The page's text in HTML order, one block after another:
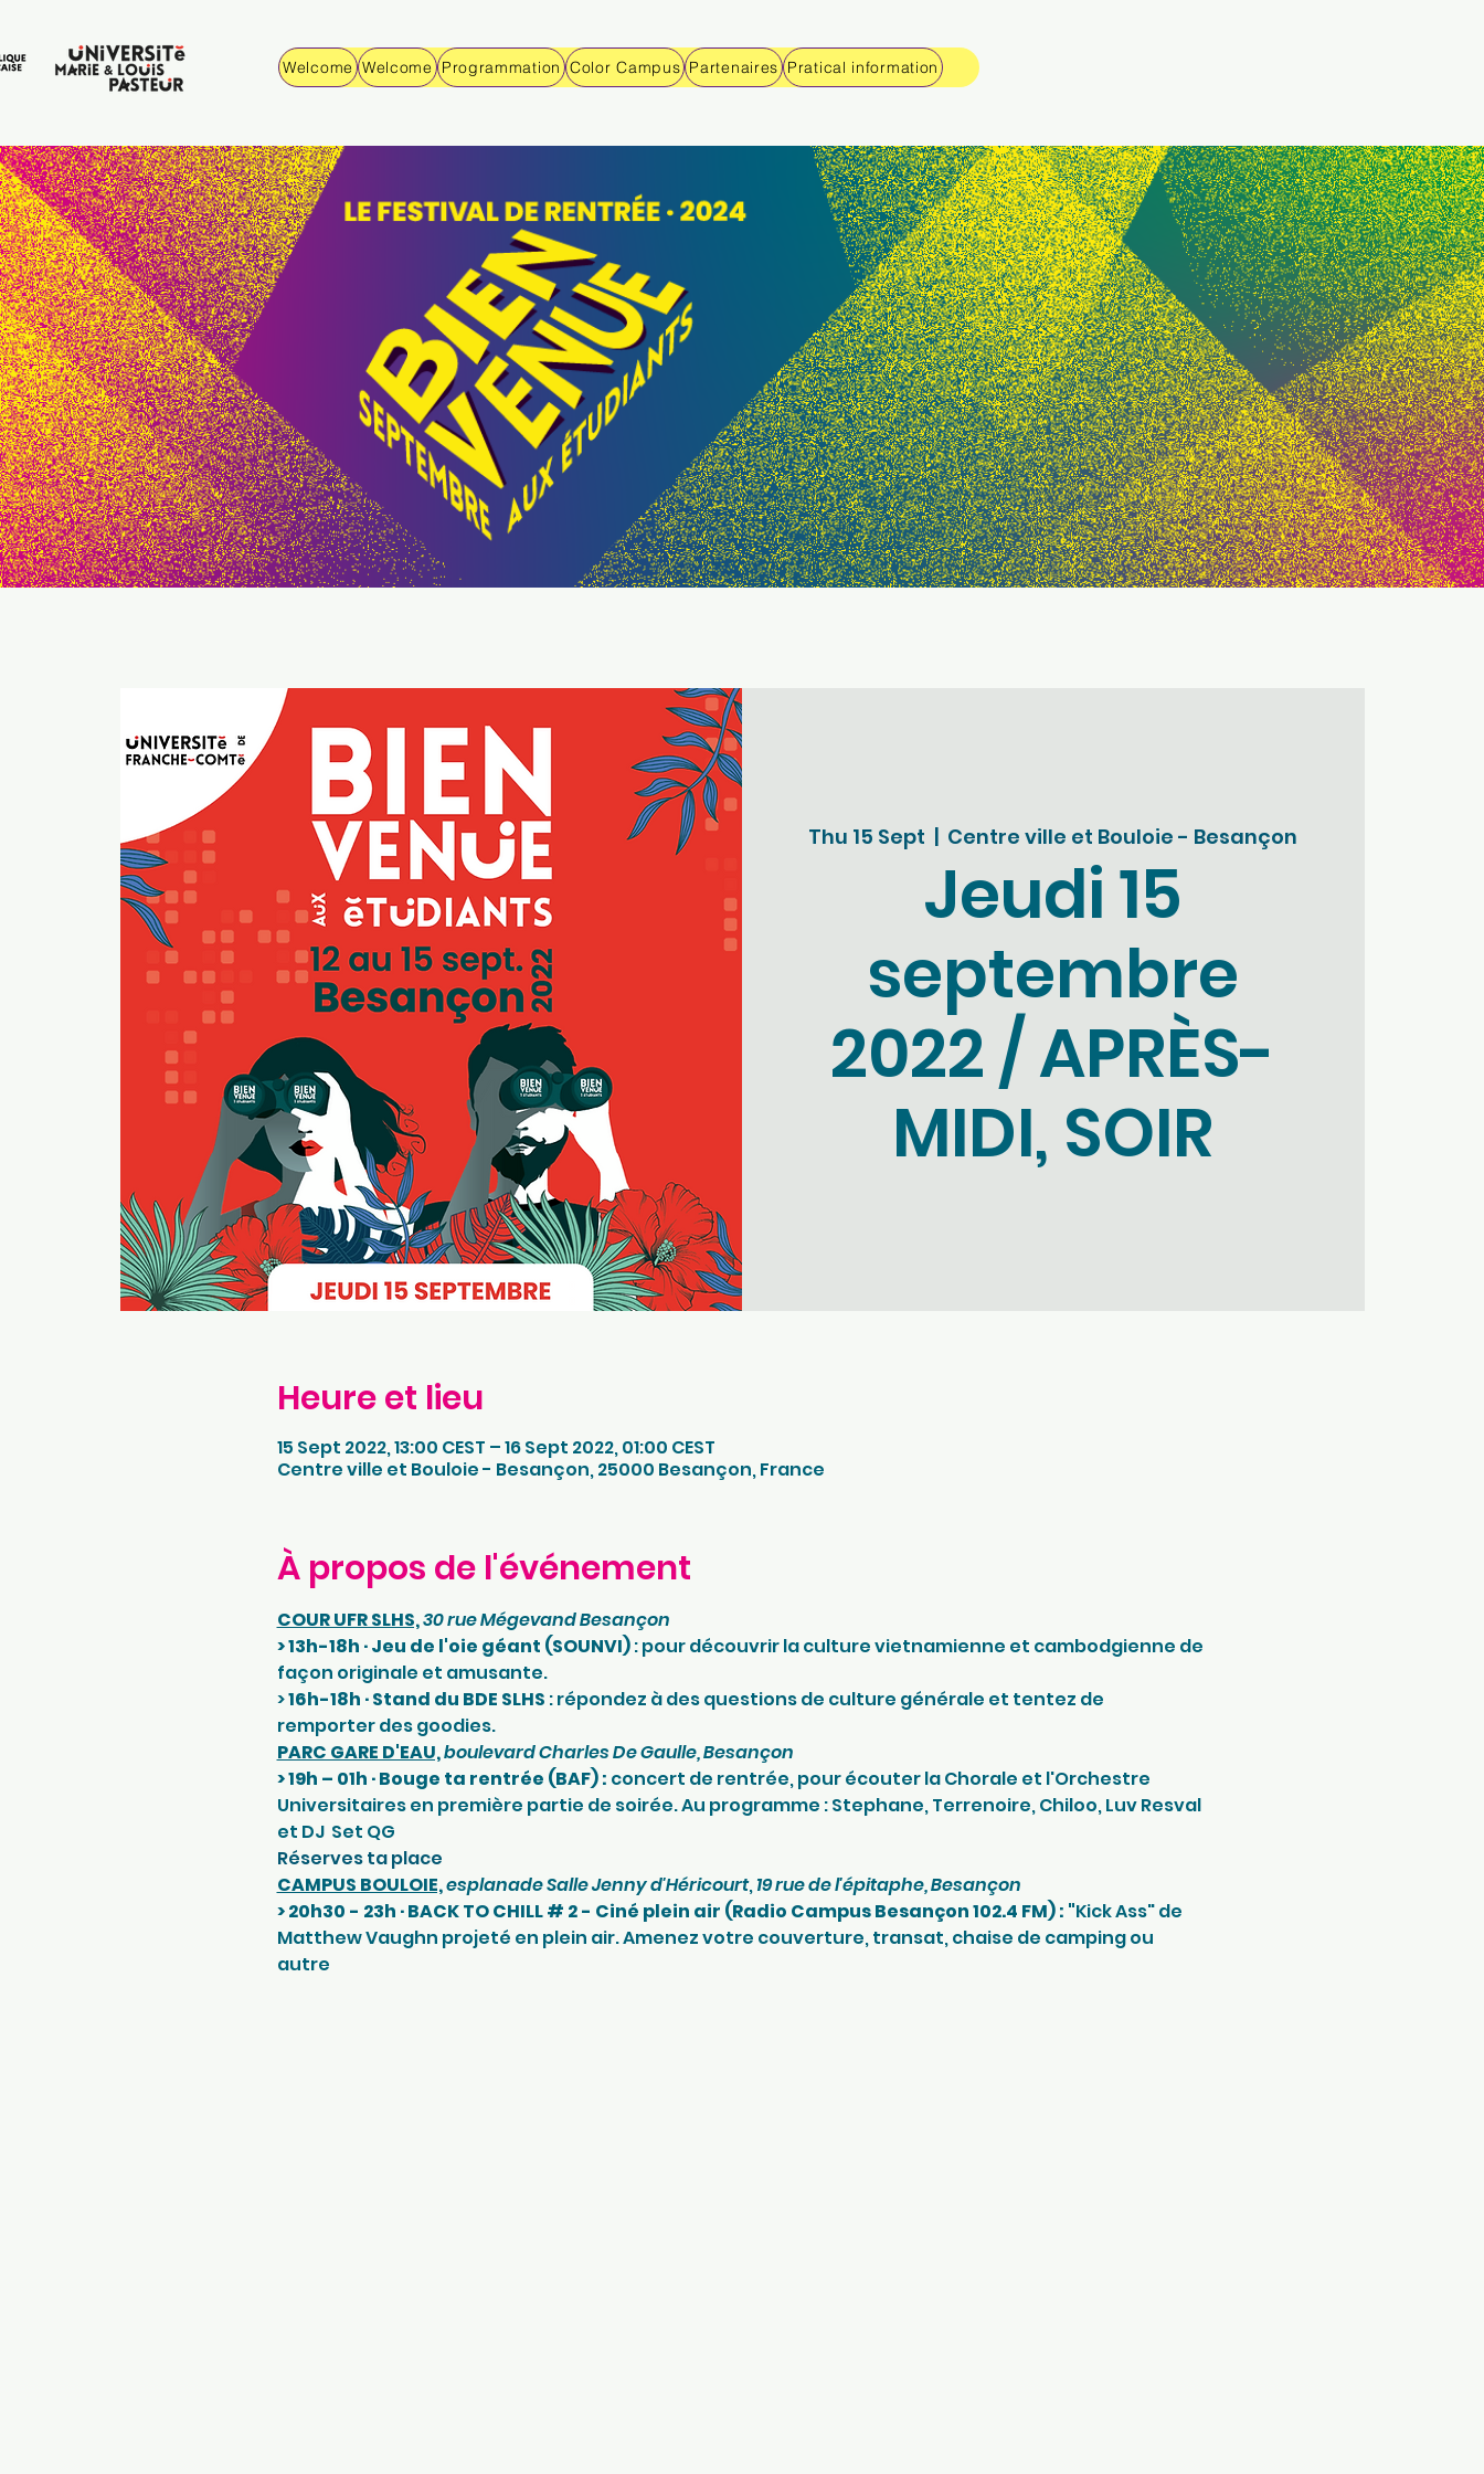
Welcome Welcome Programmation Color Campus Partenaires Pratical information
Thu 15 Sept Centre ville et Bouloie - Besançon
Jeudi 15
septembre
2022 / APRÈS-
MIDI, SOIR
Heure et lieu
15 Sept 2022, 13:00 CEST – 16 Sept 2022, 01:00 CEST
Centre ville et Bouloie - Besançon, 25000 Besançon, France
À propos de l'événement
COUR UFR SLHS,30 rue Mégevand Besançon
> 13h-18h · Jeu de l'oie géant (SOUNVI) : pour découvrir la culture vietnamienne et cambodgienne de
façon originale et amusante.
> 16h-18h · Stand du BDE SLHS : répondez à des questions de culture générale et tentez de
remporter des goodies.
PARC GARE D'EAU,boulevard Charles De Gaulle, Besançon
> 19h – 01h · Bouge ta rentrée (BAF) : concert de rentrée, pour écouter la Chorale et l'Orchestre
Universitaires en première partie de soirée. Au programme : Stephane, Terrenoire, Chiloo, Luv Resval
et DJ  Set QG
Réserves ta place
CAMPUS BOULOIE,esplanade Salle Jenny d'Héricourt, 19 rue de l'épitaphe, Besançon
> 20h30 - 23h · BACK TO CHILL # 2 - Ciné plein air (Radio Campus Besançon 102.4 FM) : "Kick Ass" de
Matthew Vaughn projeté en plein air. Amenez votre couverture, transat, chaise de camping ou
autre